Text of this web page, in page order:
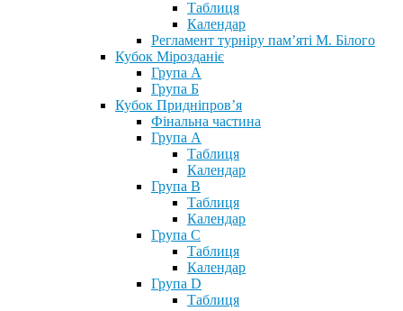
Таблиця
Календар
Регламент турніру пам’яті М. Білого
Кубок Мірозданіє
Група А
Група Б
Кубок Придніпров’я
Фінальна частина
Група А
Таблиця
Календар
Група В
Таблиця
Календар
Група С
Таблиця
Календар
Група D
Таблиця